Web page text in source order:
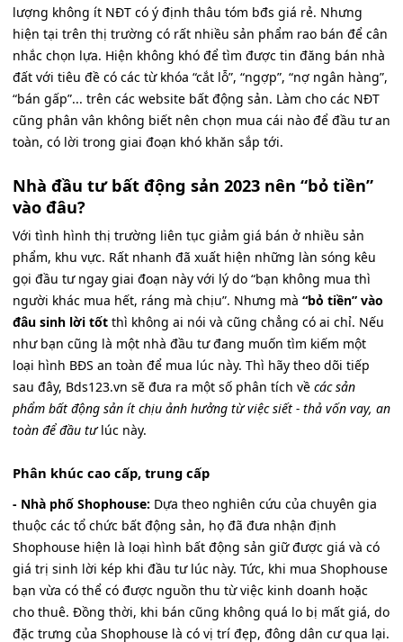
lượng không ít NĐT có ý định thâu tóm bđs giá rẻ. Nhưng
hiện tại trên thị trường có rất nhiều sản phẩm rao bán để cân
nhắc chọn lựa. Hiện không khó để tìm được tin đăng bán nhà
đất với tiêu đề có các từ khóa “cắt lỗ”, “ngợp”, “nợ ngân hàng”,
“bán gấp”... trên các website bất động sản. Làm cho các NĐT
cũng phân vân không biết nên chọn mua cái nào để đầu tư an
toàn, có lời trong giai đoạn khó khăn sắp tới.
Nhà đầu tư bất động sản 2023 nên “bỏ tiền”
vào đâu?
Với tình hình thị trường liên tục giảm giá bán ở nhiều sản
phẩm, khu vực. Rất nhanh đã xuất hiện những làn sóng kêu
gọi đầu tư ngay giai đoạn này với lý do “bạn không mua thì
người khác mua hết, ráng mà chịu”. Nhưng mà “bỏ tiền” vào
đâu sinh lời tốt thì không ai nói và cũng chẳng có ai chỉ. Nếu
như bạn cũng là một nhà đầu tư đang muốn tìm kiếm một
loại hình BĐS an toàn để mua lúc này. Thì hãy theo dõi tiếp
sau đây, Bds123.vn sẽ đưa ra một số phân tích về các sản
phẩm bất động sản ít chịu ảnh hưởng từ việc siết - thả vốn vay, an
toàn để đầu tưlúc này.
Phân khúc cao cấp, trung cấp
- Nhà phố Shophouse: Dựa theo nghiên cứu của chuyên gia
thuộc các tổ chức bất động sản, họ đã đưa nhận định
Shophouse hiện là loại hình bất động sản giữ được giá và có
giá trị sinh lời kép khi đầu tư lúc này. Tức, khi mua Shophouse
bạn vừa có thể có được nguồn thu từ việc kinh doanh hoặc
cho thuê. Đồng thời, khi bán cũng không quá lo bị mất giá, do
đặc trưng của Shophouse là có vị trí đẹp, đông dân cư qua lại.